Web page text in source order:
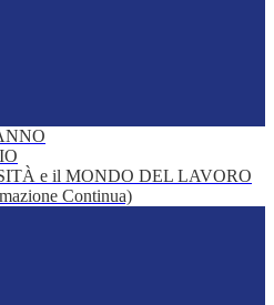
e il MONDO DEL LAVORO
Continua)